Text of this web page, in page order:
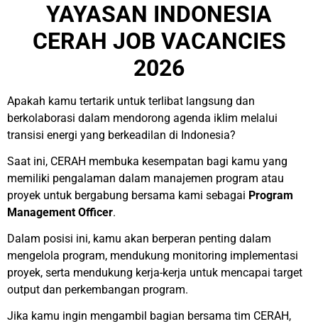
YAYASAN INDONESIA
CERAH JOB VACANCIES
2026
Apakah kamu tertarik untuk terlibat langsung dan
berkolaborasi dalam mendorong agenda iklim melalui
transisi energi yang berkeadilan di Indonesia?
Saat ini, CERAH membuka kesempatan bagi kamu yang
memiliki pengalaman dalam manajemen program atau
proyek untuk bergabung bersama kami sebagai Program
Management Officer.
Dalam posisi ini, kamu akan berperan penting dalam
mengelola program, mendukung monitoring implementasi
proyek, serta mendukung kerja-kerja untuk mencapai target
output dan perkembangan program.
Jika kamu ingin mengambil bagian bersama tim CERAH,